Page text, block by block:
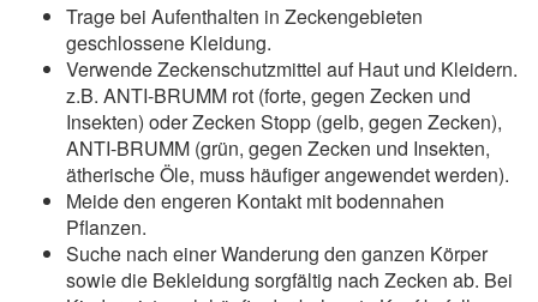
Trage bei Aufenthalten in Zeckengebieten
geschlossene Kleidung.
Verwende Zeckenschutzmittel auf Haut und Kleidern.
z.B. ANTI-BRUMM rot (forte, gegen Zecken und
Insekten) oder Zecken Stopp (gelb, gegen Zecken),
ANTI-BRUMM (grün, gegen Zecken und Insekten,
ätherische Öle, muss häufiger angewendet werden).
Meide den engeren Kontakt mit bodennahen
Pflanzen.
Suche nach einer Wanderung den ganzen Körper
sowie die Bekleidung sorgfältig nach Zecken ab. Bei